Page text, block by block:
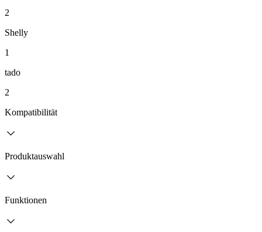
2
Shelly
1
tado
2
Kompatibilität
Produktauswahl
Funktionen